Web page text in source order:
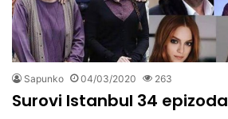
Sapunko 04/03/2020 263
Surovi Istanbul 34 epizoda